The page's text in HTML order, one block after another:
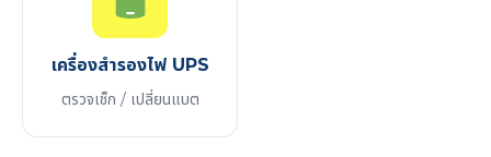
เครื่องสำรองไฟ UPS
ตรวจเช็ก / เปลี่ยนแบต